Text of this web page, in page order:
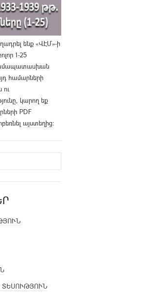
ենք «ՎԷՄ»-ի
1-25
համարների
ու
կարող եք
PDF
այստեղից։